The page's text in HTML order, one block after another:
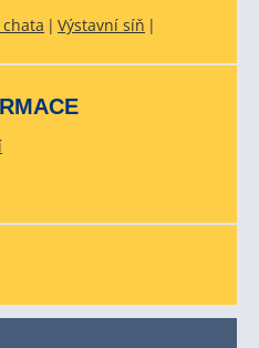
Výstavní síň